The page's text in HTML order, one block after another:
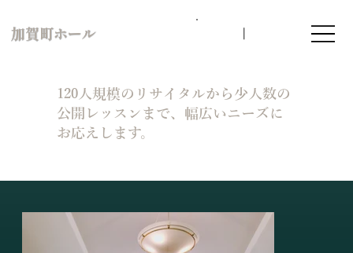
加賀町ホール
120人規模のリサイタルから少人数の
公開レッスンまで、幅広いニーズに
お応えします。